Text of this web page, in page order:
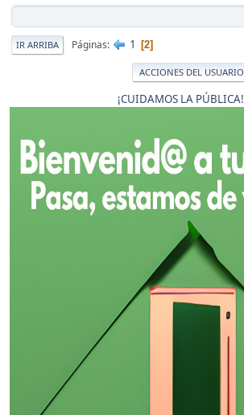
IR ARRIBA Páginas 1 2
ACCIONES DEL USUARIO
¡CUIDAMOS LA PÚBLICA!